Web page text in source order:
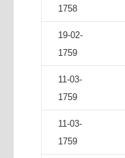
1758
19-02-
1759
11-03-
1759
11-03-
1759